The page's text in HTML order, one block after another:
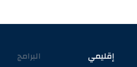
إقليمي
البرامج